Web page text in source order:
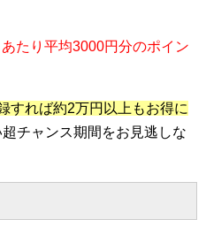
たり平均3000円分のポイン
すれば約2万円以上もお得に
チャンス期間をお見逃しな